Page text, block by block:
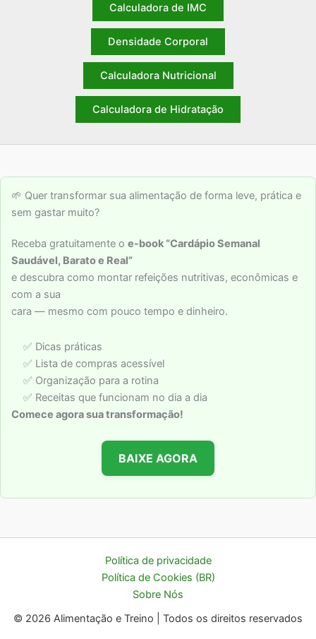
Calculadora de IMC
Densidade Corporal
Calculadora Nutricional
Calculadora de Hidratação
🌱 Quer transformar sua alimentação de forma leve, prática e
sem gastar muito?
Receba gratuitamente o e-book “Cardápio Semanal
Saudável, Barato e Real”
e descubra como montar refeições nutritivas, econômicas e
com a sua
cara — mesmo com pouco tempo e dinheiro.
✅ Dicas práticas
✅ Lista de compras acessível
✅ Organização para a rotina
✅ Receitas que funcionam no dia a dia
Comece agora sua transformação!
BAIXE AGORA
Política de privacidade
Política de Cookies (BR)
Sobre Nós
© 2026 Alimentação e Treino | Todos os direitos reservados